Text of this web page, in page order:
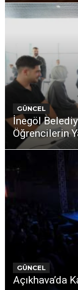
GÜNCEL
İnegöl
Öğrencilerin
GÜNCEL
Açıkhava’da